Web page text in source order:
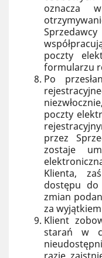
oznacza
poczty
formularzu
Po
poczty
przez
zostaje
Klienta,
dostępu
zmian
za
Klient
starań w